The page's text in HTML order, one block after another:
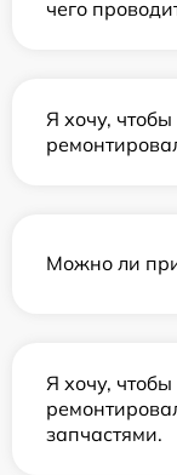
чего
Я хочу,
Можно ли
Я хочу,
запчастями.